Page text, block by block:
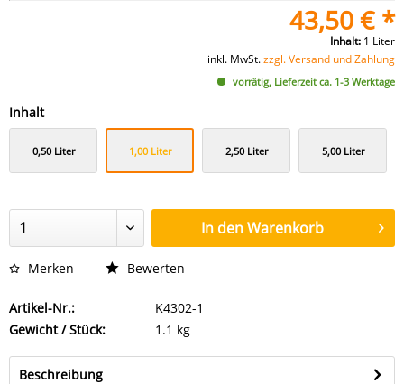
43,50 € *
Inhalt: 1 Liter
inkl. MwSt.zzgl. Versand und Zahlung
vorrätig, Lieferzeit ca. 1-3 Werktage
Inhalt
0,50 Liter 1,00 Liter 2,50 Liter 5,00 Liter
In denWarenkorb
Merken Bewerten
Artikel-Nr.:
K4302-1
Gewicht / Stück:
1.1 kg
Beschreibung